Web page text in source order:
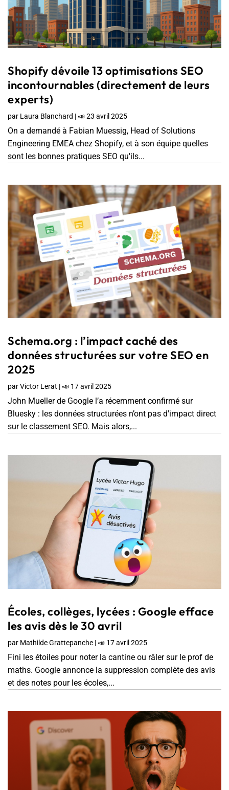
Shopify dévoile 13 optimisations SEO
incontournables (directement de leurs
experts)
par Laura Blanchard |📣 23 avril 2025
On a demandé à Fabian Muessig, Head of Solutions
Engineering EMEA chez Shopify, et à son équipe quelles
sont les bonnes pratiques SEO qu'ils...
Schema.org : l’impact caché des
données structurées sur votre SEO en
2025
parVictor Lerat |📣 17 avril 2025
John Mueller de Google l’a récemment confirmé sur
Bluesky : les données structurées n’ont pas d'impact direct
sur le classement SEO. Mais alors,...
Écoles, collèges, lycées : Google efface
les avis dès le 30 avril
par Mathilde Grattepanche |📣 17 avril 2025
Fini les étoiles pour noter la cantine ou râler sur le prof de
maths. Google annonce la suppression complète des avis
et des notes pour les écoles,...